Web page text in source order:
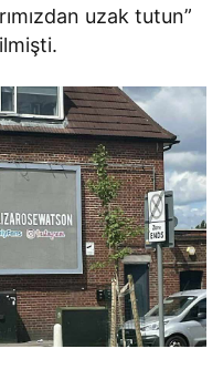
uzak tutun”